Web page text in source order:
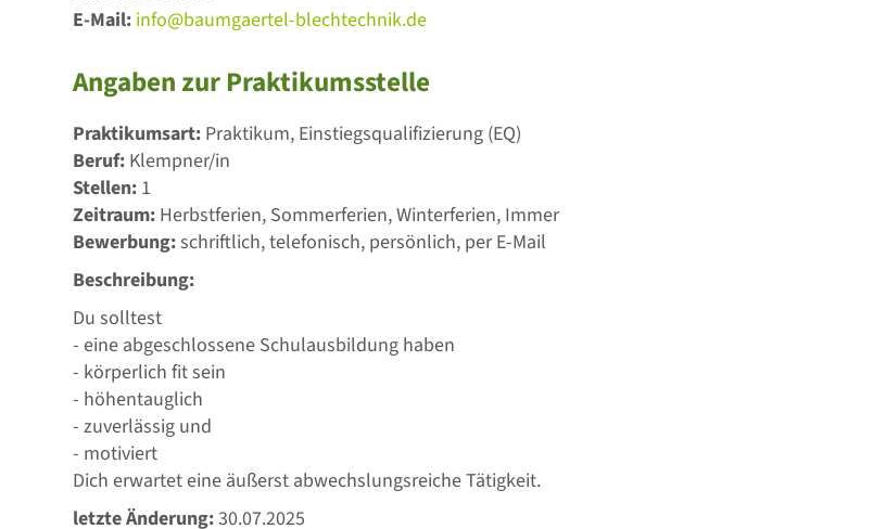
E-Mail: info@baumgaertel-blechtechnik.de
Angaben zur Praktikumsstelle
Praktikumsart: Praktikum, Einstiegsqualifizierung (EQ)
Beruf: Klempner/in
Stellen: 1
Zeitraum: Herbstferien, Sommerferien, Winterferien, Immer
Bewerbung:schriftlich, telefonisch, persönlich, per E-Mail
Beschreibung:
Du solltest
- eine abgeschlossene Schulausbildung haben
- körperlich fit sein
- höhentauglich
- zuverlässig und
- motiviert
Dich erwartet eine äußerst abwechslungsreiche Tätigkeit.
letzte Änderung:30.07.2025